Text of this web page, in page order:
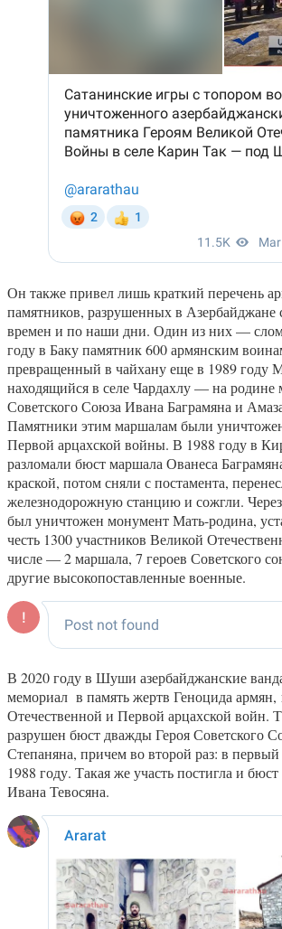
Он также привел лишь краткий перечень
памятников, разрушенных в Азербайджане
времен и по наши дни. Один из них —
году в Баку памятник 600 армянским
превращенный в чайхану еще в 1989 году
находящийся в селе Чардахлу — на родине
Советского Союза Ивана Баграмяна и
Памятники этим маршалам были
Первой арцахской войны. В 1988 году в
разломали бюст маршала Ованеса
краской, потом сняли с постамента,
железнодорожную станцию и сожгли.
был уничтожен монумент Мать-родина,
честь 1300 участников Великой
числе — 2 маршала, 7 героев Советского
другие высокопоставленные военные.
В 2020 году в Шуши азербайджанские
мемориал в память жертв Геноцида
Отечественной и Первой арцахской
разрушен бюст дважды Героя Советского
Степаняна, причем во второй раз: в
1988 году. Такая же участь постигла и бюст
Ивана Тевосяна.